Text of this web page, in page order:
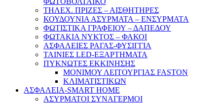
ΤΗΛΕΧ. ΠΡΙΖΕΣ – ΑΙΣΘΗΤΗΡΕΣ
ΚΟΥΔΟΥΝΙΑ ΑΣΥΡΜΑΤΑ – ΕΝΣΥΡΜΑΤΑ
ΦΩΤΙΣΤΙΚΑ ΓΡΑΦΕΙΟΥ – ΔΑΠΕΔΟΥ
ΦΩΤΑΚΙΑ ΝΥΚΤΟΣ – ΦΑΚΟΙ
ΑΣΦΑΛΕΙΕΣ ΡΑΓΑΣ-ΦΥΣΙΓΓΙΑ
ΤΑΙΝΙΕΣ LED-ΕΞΑΡΤΗΜΑΤΑ
ΠΥΚΝΩΤΕΣ ΕΚΚΙΝΗΣΗΣ
ΜΟΝΙΜΟΥ ΛΕΙΤΟΥΡΓΙΑΣ FASTON
ΚΛΙΜΑΤΙΣΤΙΚΩΝ
ΑΣΦΑΛΕΙΑ-SMART HOME
ΑΣΥΡΜΑΤΟΙ ΣΥΝΑΓΕΡΜΟΙ